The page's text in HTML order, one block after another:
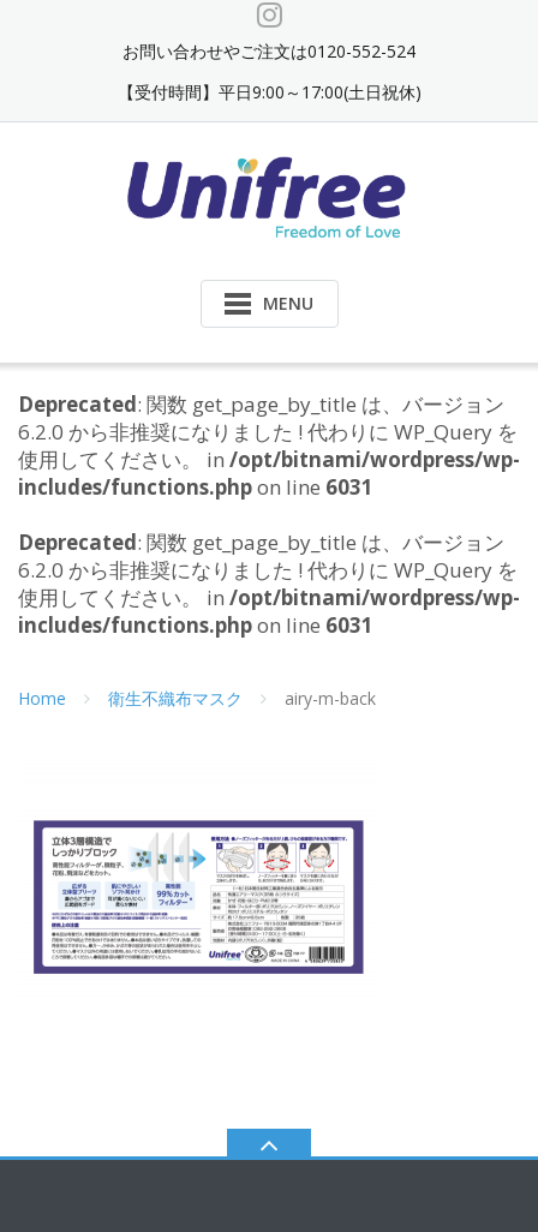
お問い合わせやご注文は0120-552-524
【受付時間】平日9:00～17:00(土日祝休)
MENU
Deprecated: 関数 get_page_by_title は、バージョン
6.2.0 から非推奨になりました ! 代わりに WP_Query を
使用してください。 in /opt/bitnami/wordpress/wp-
includes/functions.phpon line 6031
Deprecated: 関数 get_page_by_title は、バージョン
6.2.0 から非推奨になりました ! 代わりに WP_Query を
使用してください。 in /opt/bitnami/wordpress/wp-
includes/functions.phpon line 6031
Home 衛生不織布マスク airy-m-back